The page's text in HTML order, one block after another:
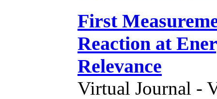
First
Reaction at
Relevance
Virtual Journal -